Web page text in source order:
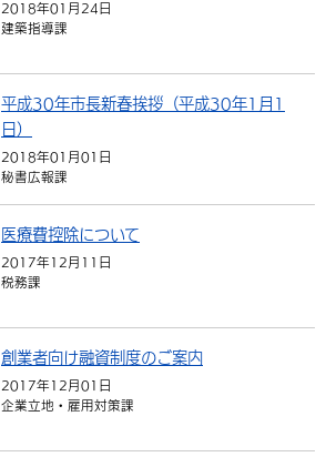
2018年01月24日
建築指導課
平成30年市長新春挨拶（平成30年1月1
日）
2018年01月01日
秘書広報課
医療費控除について
2017年12月11日
税務課
創業者向け融資制度のご案内
2017年12月01日
企業立地・雇用対策課